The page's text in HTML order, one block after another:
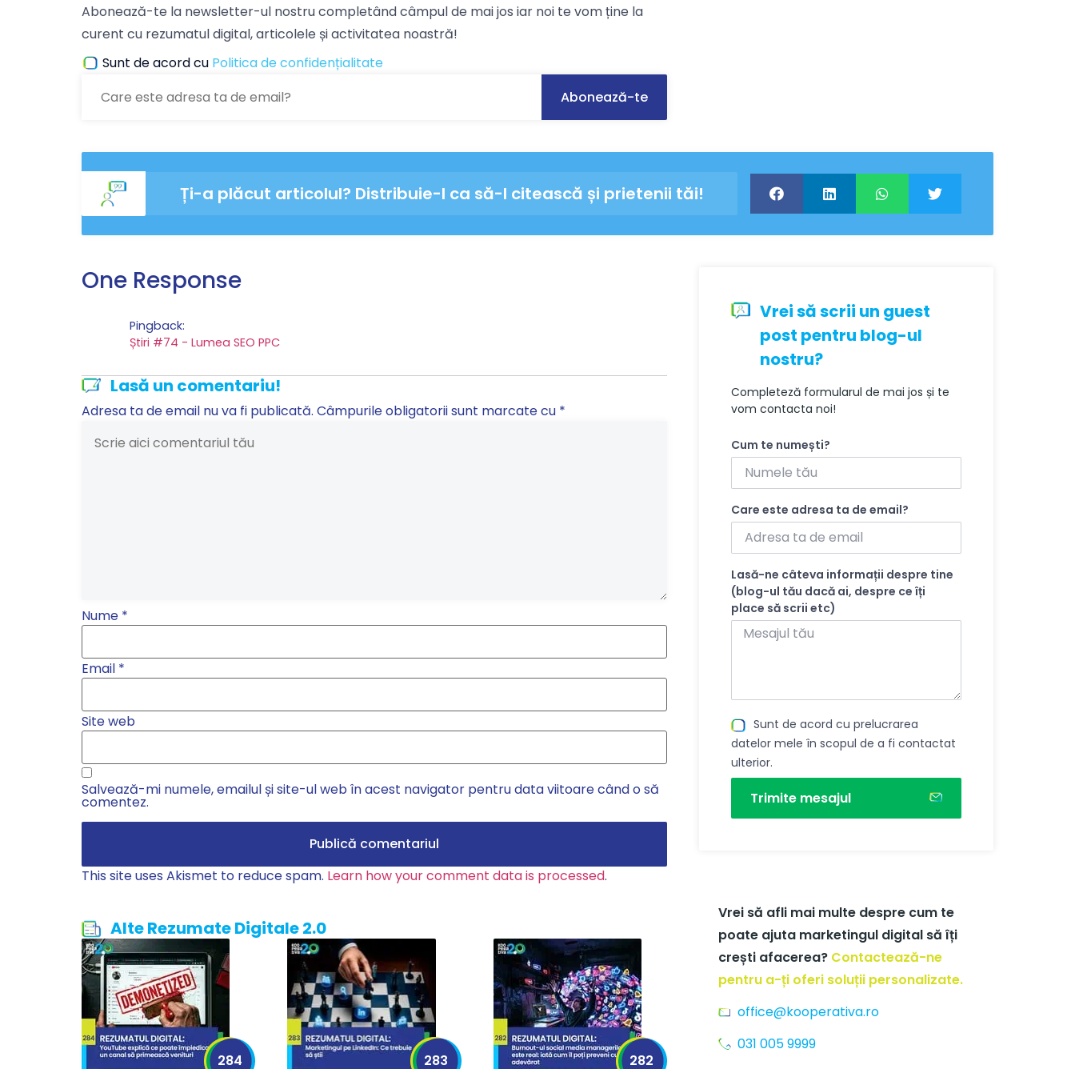
Abonează-te la newsletter-ul nostru completând câmpul de mai jos iar noi te vom ține la
curent cu rezumatul digital, articolele și activitatea noastră!
Sunt de acord cu Politica de confidențialitate
Ți-a plăcut articolul? Distribuie-l ca să-l citească și prietenii tăi!
One Response
Pingback:
Știri #74 - Lumea SEO PPC
Lasă un comentariu!
Adresa ta de email nu va fi publicată. Câmpurile obligatorii sunt marcate cu *
Nume *
Email *
Site web
Salvează-mi numele, emailul și site-ul web în acest navigator pentru data viitoare când o să
comentez.
This site uses Akismet to reduce spam. Learn how your comment data is processed.
Alte Rezumate Digitale 2.0
284 283 282
Vrei să scrii un guest
post pentru blog-ul
nostru?
Completeză formularul de mai jos și te
vom contacta noi!
Cum te numești?
Care este adresa ta de email?
Lasă-ne câteva informații despre tine
(blog-ul tău dacă ai, despre ce îți
place să scrii etc)
Sunt de acord cu prelucrarea
datelor mele în scopul de a fi contactat
ulterior.
Trimite mesajul
Vrei să afli mai multe despre cum te
poate ajuta marketingul digital să îți
crești afacerea? Contactează-ne
pentru a-ți oferi soluții personalizate.
office@kooperativa.ro
031 005 9999